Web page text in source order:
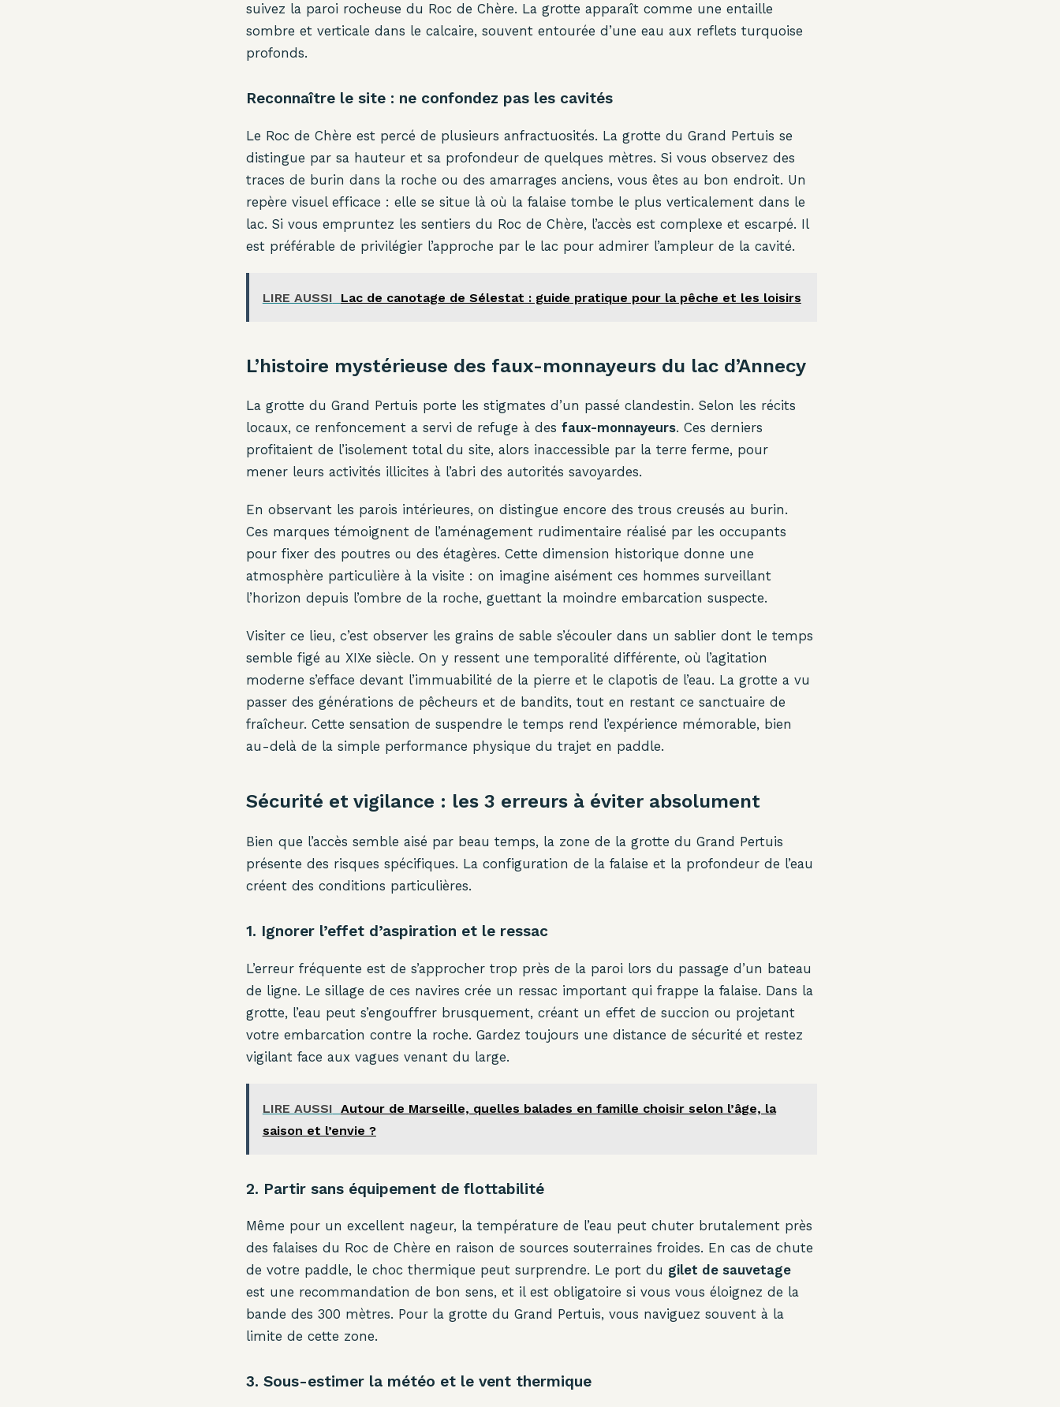
suivez la paroi rocheuse du Roc de Chère. La grotte apparaît comme une entaille
sombre et verticale dans le calcaire, souvent entourée d’une eau aux reflets turquoise
profonds.
Reconnaître le site : ne confondez pas les cavités
Le Roc de Chère est percé de plusieurs anfractuosités. La grotte du Grand Pertuis se
distingue par sa hauteur et sa profondeur de quelques mètres. Si vous observez des
traces de burin dans la roche ou des amarrages anciens, vous êtes au bon endroit. Un
repère visuel efficace : elle se situe là où la falaise tombe le plus verticalement dans le
lac. Si vous empruntez les sentiers du Roc de Chère, l’accès est complexe et escarpé. Il
est préférable de privilégier l’approche par le lac pour admirer l’ampleur de la cavité.
LIRE AUSSI Lac de canotage de Sélestat : guide pratique pour la pêche et les loisirs
L’histoire mystérieuse des faux-monnayeurs du lac d’Annecy
La grotte du Grand Pertuis porte les stigmates d’un passé clandestin. Selon les récits
locaux, ce renfoncement a servi de refuge à des faux-monnayeurs. Ces derniers
profitaient de l’isolement total du site, alors inaccessible par la terre ferme, pour
mener leurs activités illicites à l’abri des autorités savoyardes.
En observant les parois intérieures, on distingue encore des trous creusés au burin.
Ces marques témoignent de l’aménagement rudimentaire réalisé par les occupants
pour fixer des poutres ou des étagères. Cette dimension historique donne une
atmosphère particulière à la visite : on imagine aisément ces hommes surveillant
l’horizon depuis l’ombre de la roche, guettant la moindre embarcation suspecte.
Visiter ce lieu, c’est observer les grains de sable s’écouler dans un sablier dont le temps
semble figé au XIXe siècle. On y ressent une temporalité différente, où l’agitation
moderne s’efface devant l’immuabilité de la pierre et le clapotis de l’eau. La grotte a vu
passer des générations de pêcheurs et de bandits, tout en restant ce sanctuaire de
fraîcheur. Cette sensation de suspendre le temps rend l’expérience mémorable, bien
au-delà de la simple performance physique du trajet en paddle.
Sécurité et vigilance : les 3 erreurs à éviter absolument
Bien que l’accès semble aisé par beau temps, la zone de la grotte du Grand Pertuis
présente des risques spécifiques. La configuration de la falaise et la profondeur de l’eau
créent des conditions particulières.
1. Ignorer l’effet d’aspiration et le ressac
L’erreur fréquente est de s’approcher trop près de la paroi lors du passage d’un bateau
de ligne. Le sillage de ces navires crée un ressac important qui frappe la falaise. Dans la
grotte, l’eau peut s’engouffrer brusquement, créant un effet de succion ou projetant
votre embarcation contre la roche. Gardez toujours une distance de sécurité et restez
vigilant face aux vagues venant du large.
LIRE AUSSI Autour de Marseille, quelles balades en famille choisir selon l’âge, la
saison et l’envie ?
2. Partir sans équipement de flottabilité
Même pour un excellent nageur, la température de l’eau peut chuter brutalement près
des falaises du Roc de Chère en raison de sources souterraines froides. En cas de chute
de votre paddle, le choc thermique peut surprendre. Le port du gilet de sauvetage
est une recommandation de bon sens, et il est obligatoire si vous vous éloignez de la
bande des 300 mètres. Pour la grotte du Grand Pertuis, vous naviguez souvent à la
limite de cette zone.
3. Sous-estimer la météo et le vent thermique